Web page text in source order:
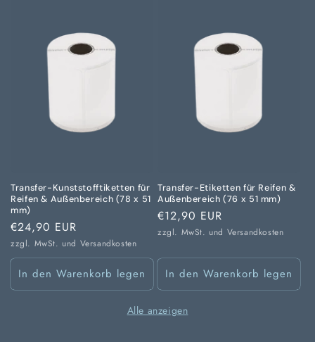
Transfer-Kunststofftiketten für
Reifen & Außenbereich (78 x 51
mm)
Normaler
Preis
€24,90 EUR
zzgl. MwSt. und Versandkosten
In den Warenkorb legen
Transfer-Etiketten für Reifen &
Außenbereich (76 x 51 mm)
Normaler
Preis
€12,90 EUR
zzgl. MwSt. und Versandkosten
In den Warenkorb legen
Alle anzeigen